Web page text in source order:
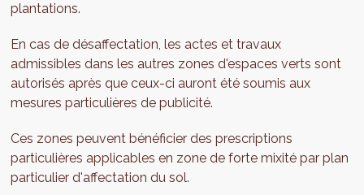
plantations.
En cas de désaffectation, les actes et travaux
admissibles dans les autres zones d'espaces verts sont
autorisés après que ceux-ci auront été soumis aux
mesures particulières de publicité.
Ces zones peuvent bénéficier des prescriptions
particulières applicables en zone de forte mixité par plan
particulier d'affectation du sol.